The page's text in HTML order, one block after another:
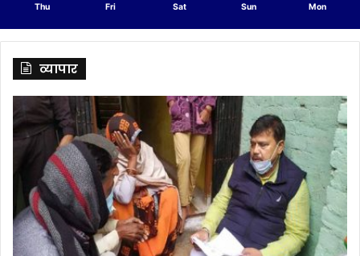
Thu Fri Sat Sun Mon
व्यापार